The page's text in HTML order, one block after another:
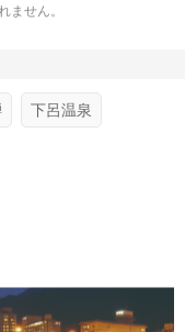
ません。
下呂温泉